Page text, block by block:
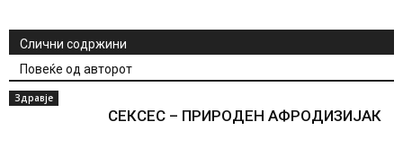
Слични содржини
Повеќе од авторот
Здравје
СЕКСЕС – ПРИРОДЕН АФРОДИЗИЈАК